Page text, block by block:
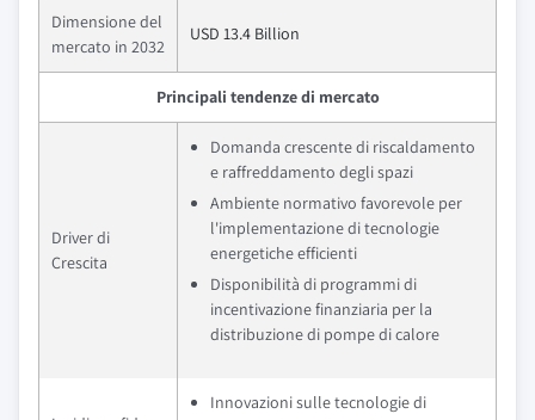
Dimensione del
mercato in 2032
USD 13.4 Billion
Principali tendenze di mercato
Driver di
Crescita
Domanda crescente di riscaldamento
e raffreddamento degli spazi
Ambiente normativo favorevole per
l'implementazione di tecnologie
energetiche efficienti
Disponibilità di programmi di
incentivazione finanziaria per la
distribuzione di pompe di calore
Innovazioni sulle tecnologie di